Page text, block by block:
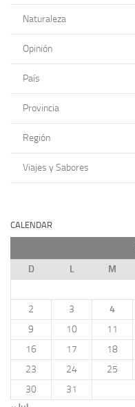
Naturaleza
Opinión
País
Provincia
Región
Viajes y Sabores
CALENDAR
D
L M
2
3 4
9
10 11
16
17 18
23
24 25
30
31